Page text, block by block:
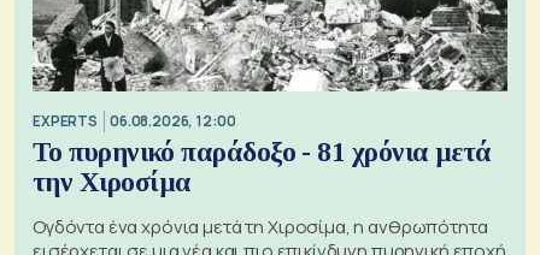
EXPERTS 06.08.2026, 12:00
Το πυρηνικό παράδοξο - 81 χρόνια μετά
την Χιροσίμα
Ογδόντα ένα χρόνια μετά τη Χιροσίμα, η ανθρωπότητα